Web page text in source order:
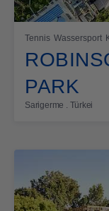
Tennis Wassersport
PARK
Sarigerme . Türkei